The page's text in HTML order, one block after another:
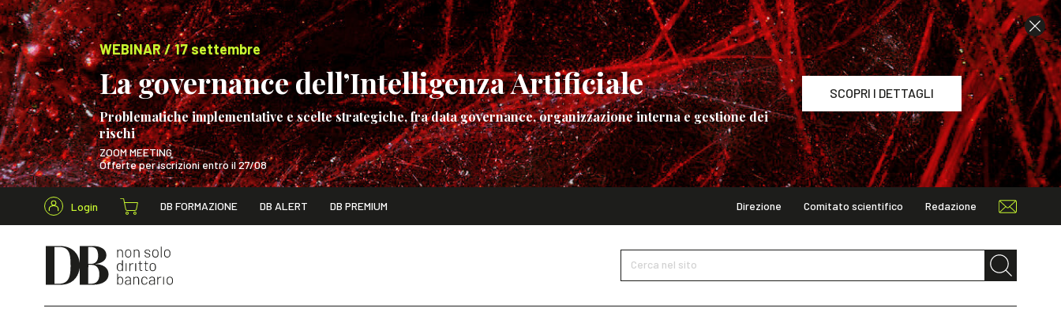
WEBINAR / 17 settembre
La governance dell’Intelligenza Artificiale
Problematiche implementative e scelte strategiche, fra data governance, organizzazione interna e gestione dei
rischi
ZOOM MEETING
Offerte per iscrizioni entro il 27/08
SCOPRI I DETTAGLI
WEBINAR / 17 settembre
Login DB FORMAZIONE DB ALERT DB PREMIUM Direzione Comitato scientifico Redazione
Cerca nel sito
Cerca nel sito